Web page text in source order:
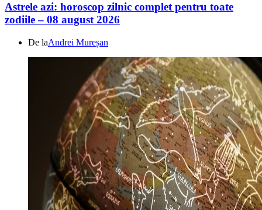
Astrele azi: horoscop zilnic complet pentru toate
zodiile – 08 august 2026
De laAndrei Mureșan